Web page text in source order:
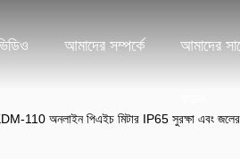
আমাদের সম্পর্কে আমাদের
110 অনলাইন পিএইচ মিটার IP65 সুরক্ষা এবং